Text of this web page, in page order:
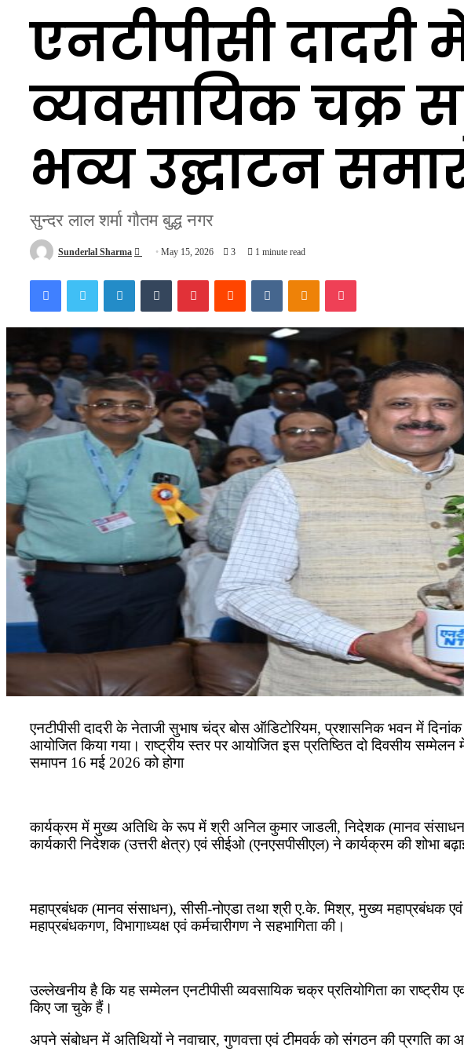
एनटीपीसी दादरी
व्यवसायिक चक्र
भव्य उद्घाटन
सुन्दर लाल शर्मा गौतम बुद्ध नगर
Sunderlal Sharma
Send
email
May 15, 2026 3 1 minute read
FacebookTwitter LinkedInTumblr PinterestReddit VKontakteOdnoklassniki
Pocket
एनटीपीसी दादरी के नेताजी सुभाष चंद्र बोस ऑडिटोरियम, प्रशासनिक भवन में
आयोजित किया गया। राष्ट्रीय स्तर पर आयोजित इस प्रतिष्ठित दो दिवसीय
समापन 16 मई 2026 को होगा
कार्यक्रम में मुख्य अतिथि के रूप में श्री अनिल कुमार जाडली, निदेशक (मानव
कार्यकारी निदेशक (उत्तरी क्षेत्र) एवं सीईओ (एनएसपीसीएल) ने कार्यक्रम की शोभा
महाप्रबंधक (मानव संसाधन), सीसी-नोएडा तथा श्री ए.के. मिश्र, मुख्य महाप्रबंधक एवं
महाप्रबंधकगण, विभागाध्यक्ष एवं कर्मचारीगण ने सहभागिता की।
उल्लेखनीय है कि यह सम्मेलन एनटीपीसी व्यवसायिक चक्र प्रतियोगिता का
किए जा चुके हैं।
अपने संबोधन में अतिथियों ने नवाचार, गुणवत्ता एवं टीमवर्क को संगठन की प्रगति का